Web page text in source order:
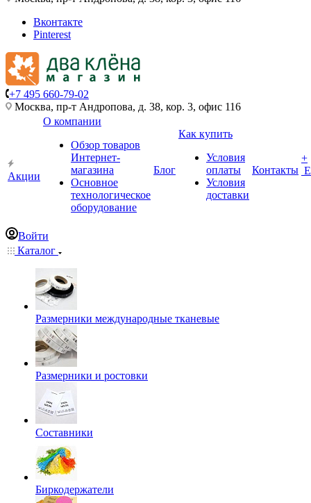
Вконтакте
Pinterest
+7 495 660-79-02
Москва, пр-т Андропова, д. 38, кор. 3, офис 116
Акции
О компании
Обзор товаров
Интернет-
магазина
Основное
технологическое
оборудование
Блог
Как купить
Условия
оплаты
Условия
доставки
Контакты
+
Войти
Каталог
Размерники международные тканевые
Размерники и ростовки
Составники
Биркодержатели